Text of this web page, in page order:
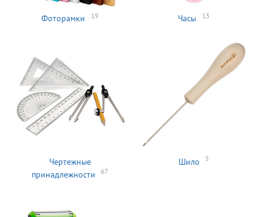
Фоторамки 19 Часы 13
Чертежные
принадлежности
67
Шило 5